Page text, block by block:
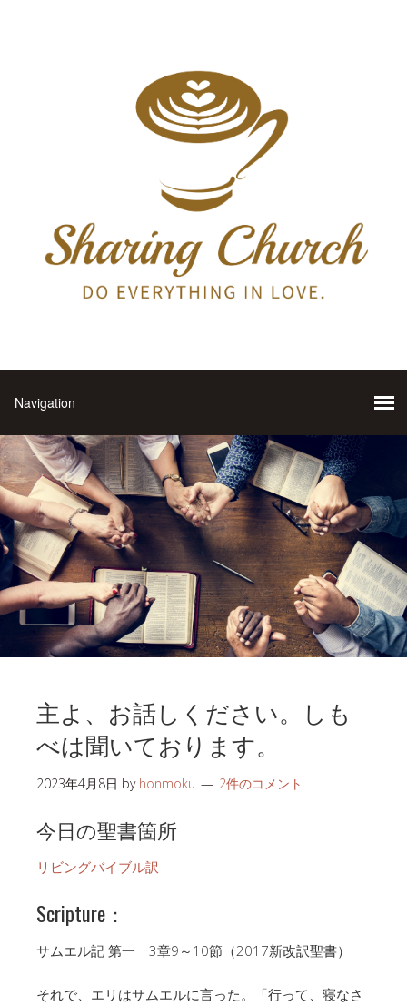
主よ、お話しください。しも
べは聞いております。
2023年4月8日 by honmoku 2件のコメント
今日の聖書箇所
リビングバイブル訳
Scripture：
サムエル記 第一 3章9～10節（2017新改訳聖書）
それで、エリはサムエルに言った。「行って、寝なさ